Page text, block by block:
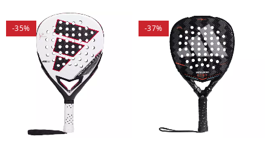
-35% -37%